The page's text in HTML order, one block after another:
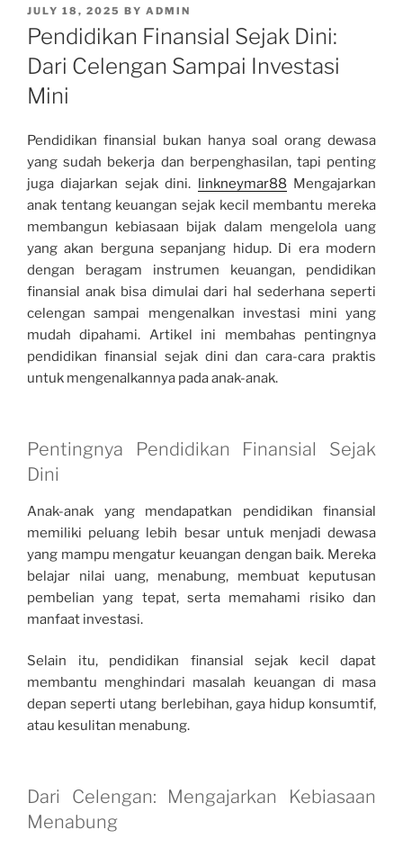
POSTED
ON
JULY 18, 2025 BY ADMIN
Pendidikan Finansial Sejak Dini:
Dari Celengan Sampai Investasi
Mini
Pendidikan finansial bukan hanya soal orang dewasa
yang sudah bekerja dan berpenghasilan, tapi penting
juga diajarkan sejak dini. linkneymar88 Mengajarkan
anak tentang keuangan sejak kecil membantu mereka
membangun kebiasaan bijak dalam mengelola uang
yang akan berguna sepanjang hidup. Di era modern
dengan beragam instrumen keuangan, pendidikan
finansial anak bisa dimulai dari hal sederhana seperti
celengan sampai mengenalkan investasi mini yang
mudah dipahami. Artikel ini membahas pentingnya
pendidikan finansial sejak dini dan cara-cara praktis
untuk mengenalkannya pada anak-anak.
Pentingnya Pendidikan Finansial Sejak
Dini
Anak-anak yang mendapatkan pendidikan finansial
memiliki peluang lebih besar untuk menjadi dewasa
yang mampu mengatur keuangan dengan baik. Mereka
belajar nilai uang, menabung, membuat keputusan
pembelian yang tepat, serta memahami risiko dan
manfaat investasi.
Selain itu, pendidikan finansial sejak kecil dapat
membantu menghindari masalah keuangan di masa
depan seperti utang berlebihan, gaya hidup konsumtif,
atau kesulitan menabung.
Dari Celengan: Mengajarkan Kebiasaan
Menabung